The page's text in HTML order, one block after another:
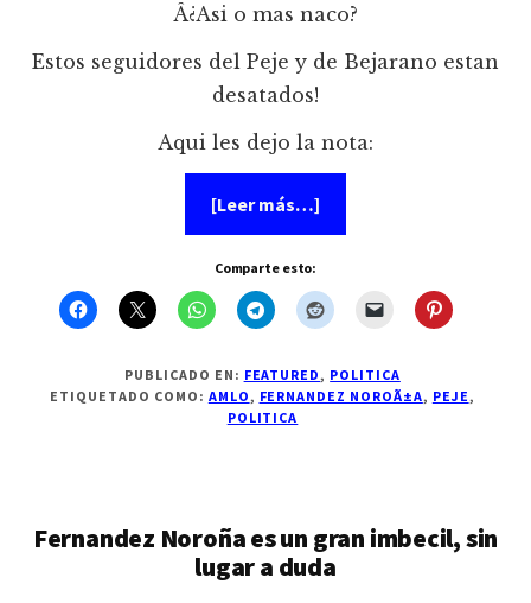
Â¿Asi o mas naco?
Estos seguidores del Peje y de Bejarano estan
desatados!
Aqui les dejo la nota:
[Leer más…]
Jonathan
Pérez
Comparte esto:
PUBLICADO EN: FEATURED , POLITICA
ETIQUETADO COMO: AMLO , FERNANDEZ NOROÃ±A, PEJE ,
POLITICA
Fernandez Noroña es un gran imbecil, sin
lugar a duda